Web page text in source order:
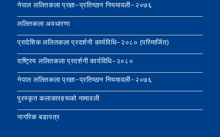
नेपाल ललितकला प्रज्ञा–प्रतिष्ठान नियमावली–२०७६
ललितकला अवधारणा
प्रादेशिक ललितकला प्रदर्शनी कार्यविधि–२०८० (परिमार्जित)
राष्ट्रिय ललितकला प्रदर्शनी कार्यविधि–२०८०
नेपाल ललितकला प्रज्ञा–प्रतिष्ठान नियमावली–२०७६
पुरस्कृत कलाकारहरूको नामावली
नागरिक बडापत्र